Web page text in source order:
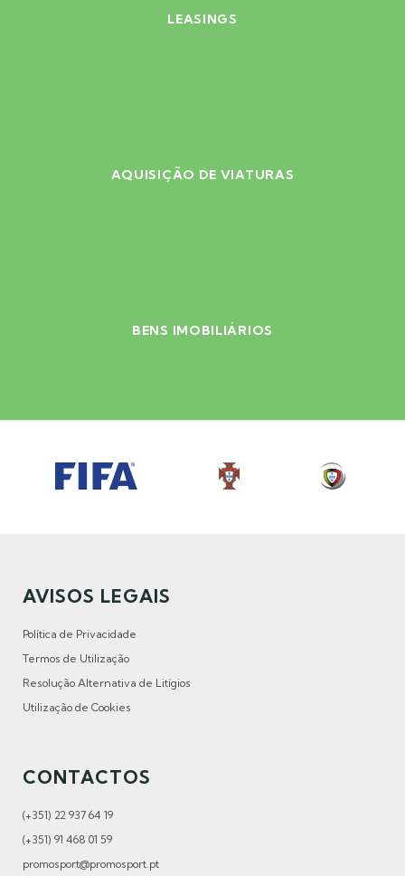
LEASINGS
AQUISIÇÃO DE VIATURAS
BENS IMOBILIÁRIOS
AVISOS LEGAIS
Política de Privacidade
Termos de Utilização
Resolução Alternativa de Litígios
Utilização de Cookies
CONTACTOS
(+351) 22 937 64 19
(+351) 91 468 01 59
promosport@promosport.pt